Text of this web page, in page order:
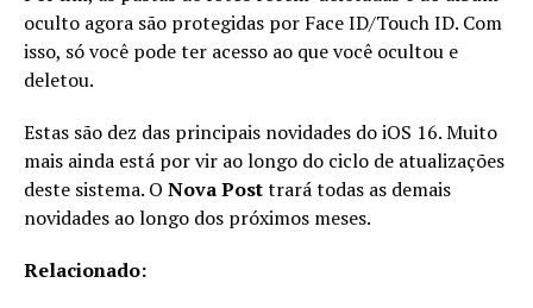
oculto agora são protegidas por Face ID/Touch ID. Com
isso, só você pode ter acesso ao que você ocultou e
deletou.
Estas são dez das principais novidades do iOS 16. Muito
mais ainda está por vir ao longo do ciclo de atualizações
deste sistema. O Nova Posttrará todas as demais
novidades ao longo dos próximos meses.
Relacionado: